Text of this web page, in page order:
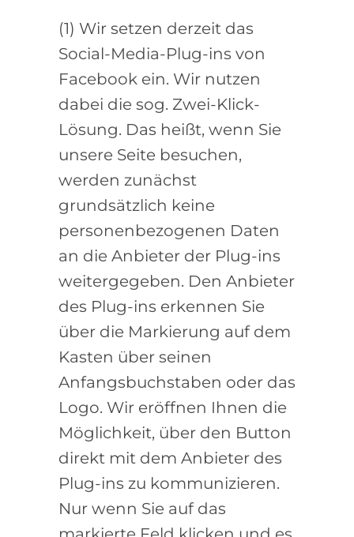
(1) Wir setzen derzeit das
Social-Media-Plug-ins von
Facebook ein. Wir nutzen
dabei die sog. Zwei-Klick-
Lösung. Das heißt, wenn Sie
unsere Seite besuchen,
werden zunächst
grundsätzlich keine
personenbezogenen Daten
an die Anbieter der Plug-ins
weitergegeben. Den Anbieter
des Plug-ins erkennen Sie
über die Markierung auf dem
Kasten über seinen
Anfangsbuchstaben oder das
Logo. Wir eröffnen Ihnen die
Möglichkeit, über den Button
direkt mit dem Anbieter des
Plug-ins zu kommunizieren.
Nur wenn Sie auf das